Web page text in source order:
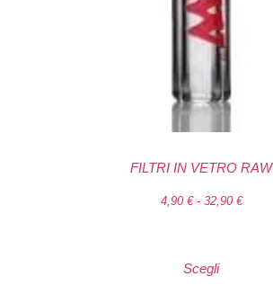
FILTRI IN VETRO RAW
4,90 € - 32,90 €
Scegli